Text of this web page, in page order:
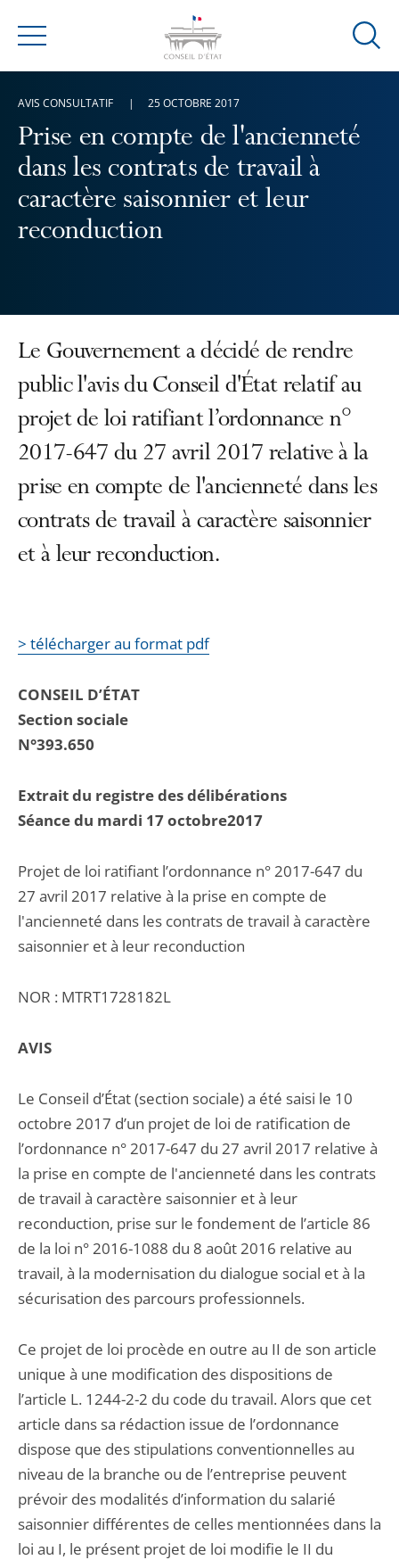
Menu
Ouvrir
Prise en compte de l'ancienneté
dans les contrats de travail à
caractère saisonnier et leur
reconduction
AVIS CONSULTATIF 25 OCTOBRE 2017
Le Gouvernement a décidé de rendre
public l'avis du Conseil d'État relatif au
projet de loi ratifiant l’ordonnance n°
2017-647 du 27 avril 2017 relative à la
prise en compte de l'ancienneté dans les
contrats de travail à caractère saisonnier
et à leur reconduction.
> télécharger au format pdf
CONSEIL D’ÉTAT
Section sociale
N°393.650
Extrait du registre des délibérations
Séance du mardi 17 octobre2017
Projet de loi ratifiant l’ordonnance n° 2017-647 du
27 avril 2017 relative à la prise en compte de
l'ancienneté dans les contrats de travail à caractère
saisonnier et à leur reconduction
NOR : MTRT1728182L
AVIS
Le Conseil d’État (section sociale) a été saisi le 10
octobre 2017 d’un projet de loi de ratification de
l’ordonnance n° 2017-647 du 27 avril 2017 relative à
la prise en compte de l'ancienneté dans les contrats
de travail à caractère saisonnier et à leur
reconduction, prise sur le fondement de l’article 86
de la loi n° 2016-1088 du 8 août 2016 relative au
travail, à la modernisation du dialogue social et à la
sécurisation des parcours professionnels.
Ce projet de loi procède en outre au II de son article
unique à une modification des dispositions de
l’article L. 1244-2-2 du code du travail. Alors que cet
article dans sa rédaction issue de l’ordonnance
dispose que des stipulations conventionnelles au
niveau de la branche ou de l’entreprise peuvent
prévoir des modalités d’information du salarié
saisonnier différentes de celles mentionnées dans la
loi au I, le présent projet de loi modifie le II du